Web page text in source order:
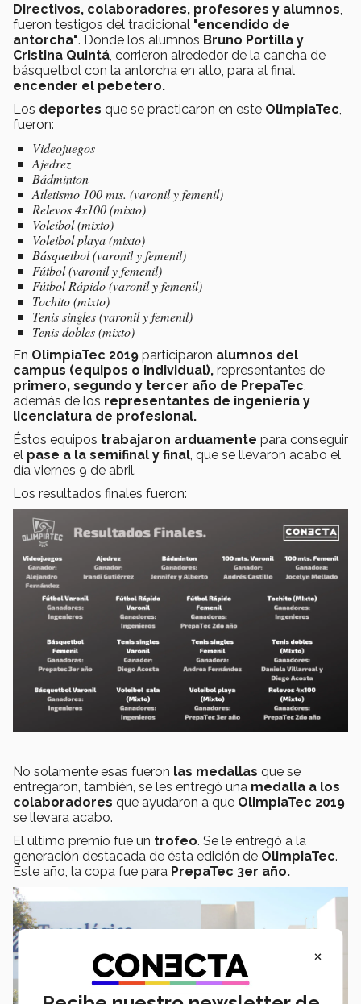
Directivos, colaboradores, profesores y alumnos
fueron testigos del tradicional "encendido de
antorcha". Donde los alumnos Bruno Portilla y
Cristina Quintá , corrieron alrededor de la cancha de
básquetbol con la antorcha en alto, para al final
encender el pebetero.
Los deportes que se practicaron en este OlimpiaTec
fueron:
Videojuegos
Ajedrez
Bádminton
Atletismo 100 mts. (varonil y femenil)
Relevos 4x100 (mixto)
Voleibol (mixto)
Voleibol playa (mixto)
Básquetbol (varonil y femenil)
Fútbol (varonil y femenil)
Fútbol Rápido (varonil y femenil)
Tochito (mixto)
Tenis singles (varonil y femenil)
Tenis dobles (mixto)
En OlimpiaTec 2019 participaron alumnos del
campus (equipos o individual), representantes de
primero, segundo y tercer año de PrepaTec
además de los representantes de ingeniería y
licenciatura de profesional.
Éstos equipos trabajaron arduamente para conseguir
el pase a la semifinal y final , que se llevaron acabo el
día viernes 9 de abril.
Los resultados finales fueron:
No solamente esas fueron las medallas que se
entregaron, también, se les entregó una medalla a los
colaboradores que ayudaron a que OlimpiaTec 2019
se llevara acabo.
El último premio fue un trofeo. Se le entregó a la
generación destacada de ésta edición de OlimpiaTec.
Éste año, la copa fue para PrepaTec 3er año.
×